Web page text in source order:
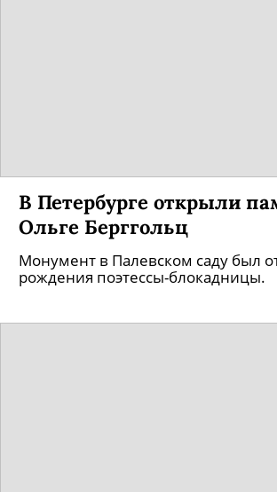
В Петербурге открыли
Ольге Берггольц
Монумент в Палевском саду был
рождения поэтессы-блокадницы.